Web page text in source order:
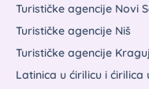
Turističke agencije Novi
Turističke agencije Niš
Turističke agencije
Latinica u ćirilicu i